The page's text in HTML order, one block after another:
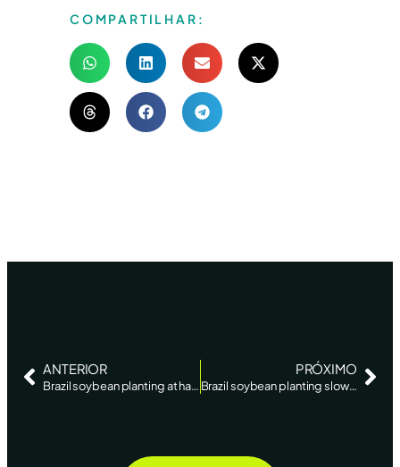
COMPARTILHAR:
ANTERIOR
Brazil soybean planting at half last year’s rate: AgRural
PRÓXIMO
Brazil soybean planting slowest in a decade: AgRural